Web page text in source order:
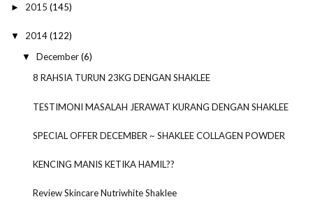
► 2015 (145)
▼ 2014(122)
▼ December(6)
8 RAHSIA TURUN 23KG DENGAN SHAKLEE
TESTIMONI MASALAH JERAWAT KURANG DENGAN SHAKLEE
SPECIAL OFFER DECEMBER ~ SHAKLEE COLLAGEN POWDER
KENCING MANIS KETIKA HAMIL??
Review Skincare Nutriwhite Shaklee